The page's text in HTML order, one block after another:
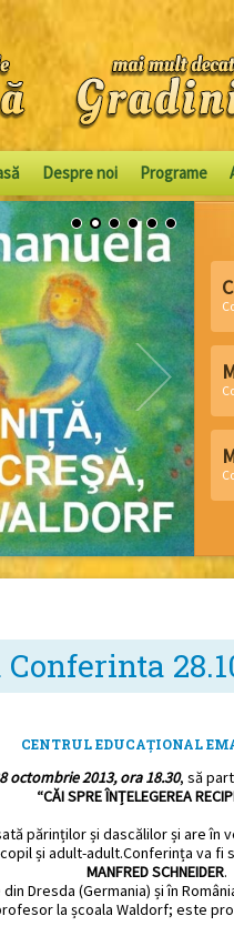
Despre noi Programe
1 2 3 4 5 6
CENTRUL EDUCAȚIONAL
octombrie 2013, ora 18.30, să
“CĂI SPRE ÎNȚELEGEREA
părinților și dascălilor și are în
și adult-adult.Conferința va fi
MANFRED SCHNEIDER.
Dresda (Germania) și în
la școala Waldorf; este